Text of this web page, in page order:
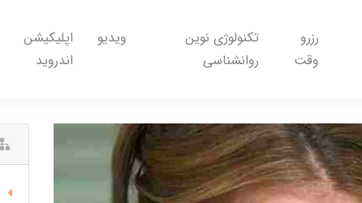
رزرو
وقت
تکنولوژی نوین
روانشناسی
ویدیو
اپلیکیشن
اندروید